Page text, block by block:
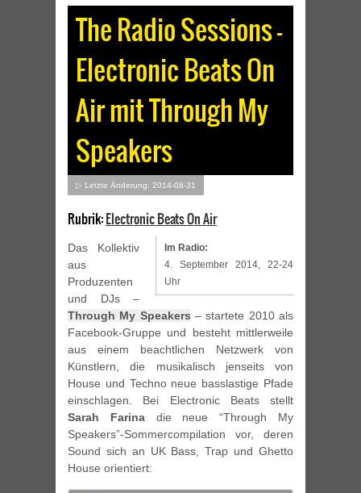
The Radio Sessions –
Electronic Beats On
Air mit Through My
Speakers
▷ Letzte Änderung: 2014-08-31
Rubrik:Electronic Beats On Air
Im Radio:
4. September 2014, 22-24
Uhr
Das Kollektiv
aus
Produzenten
und DJs –
Through My Speakers – startete 2010 als
Facebook-Gruppe und besteht mittlerweile
aus einem beachtlichen Netzwerk von
Künstlern, die musikalisch jenseits von
House und Techno neue basslastige Pfade
einschlagen. Bei Electronic Beats stellt
Sarah Farinadie neue “Through My
Speakers”-Sommercompilation vor, deren
Sound sich an UK Bass, Trap und Ghetto
House orientiert: